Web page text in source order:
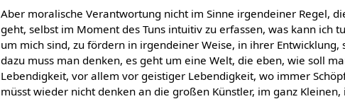
Aber moralische Verantwortung nicht im Sinne irgendeiner Regel,
geht, selbst im Moment des Tuns intuitiv zu erfassen, was kann ich
um mich sind, zu fördern in irgendeiner Weise, in ihrer Entwicklung,
dazu muss man denken, es geht um eine Welt, die eben, wie soll
Lebendigkeit, vor allem vor geistiger Lebendigkeit, wo immer
müsst wieder nicht denken an die großen Künstler, im ganz